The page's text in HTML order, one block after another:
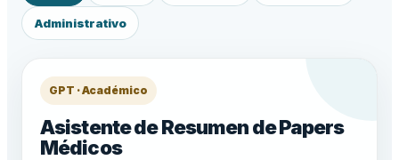
Administrativo
GPT · Académico
Asistente de Resumen de Papers
Médicos